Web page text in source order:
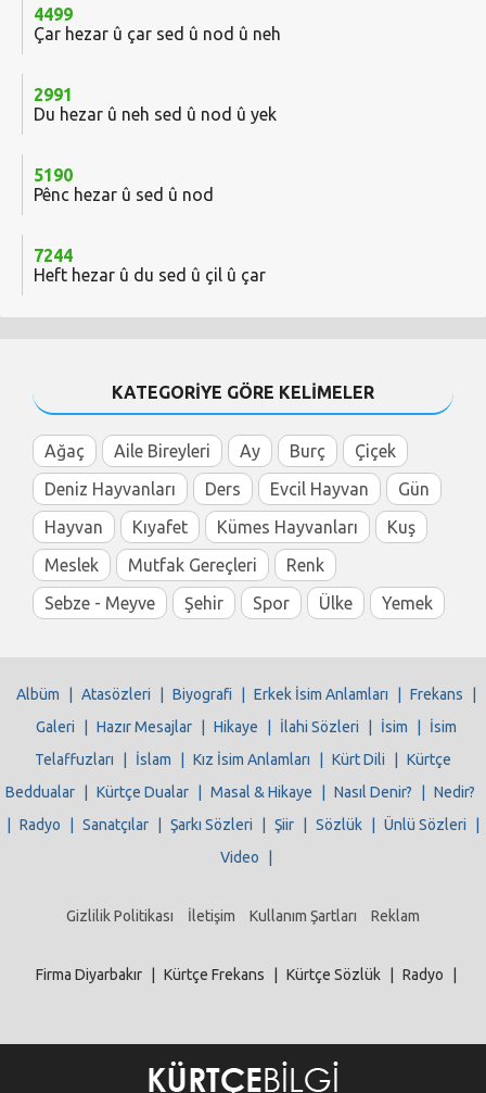
4499
Çar hezar û çar sed û nod û neh
2991
Du hezar û neh sed û nod û yek
5190
Pênc hezar û sed û nod
7244
Heft hezar û du sed û çil û çar
KATEGORİYE GÖRE KELİMELER
Ağaç Aile Bireyleri Ay Burç
Çiçek
Deniz Hayvanları
Ders Evcil Hayvan
Gün
Hayvan
Kıyafet Kümes Hayvanları
Kuş
Meslek
Mutfak Gereçleri
Renk
Sebze - Meyve
Şehir Spor Ülke Yemek
Albüm Atasözleri Biyografi Erkek İsim Anlamları Frekans
Galeri
Hazır Mesajlar Hikaye İlahi Sözleri İsim
İsim
Telaffuzları
İslam Kız İsim Anlamları Kürt Dili
Kürtçe
Beddualar
Kürtçe Dualar Masal & Hikaye Nasıl Denir?
Nedir?
Radyo Sanatçılar Şarkı Sözleri Şiir Sözlük Ünlü Sözleri
Video
Gizlilik Politikası İletişim Kullanım Şartları Reklam
Firma Diyarbakır Kürtçe Frekans Kürtçe Sözlük Radyo